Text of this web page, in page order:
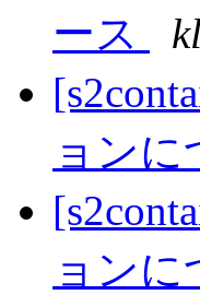
ース
ョンに
ョンに